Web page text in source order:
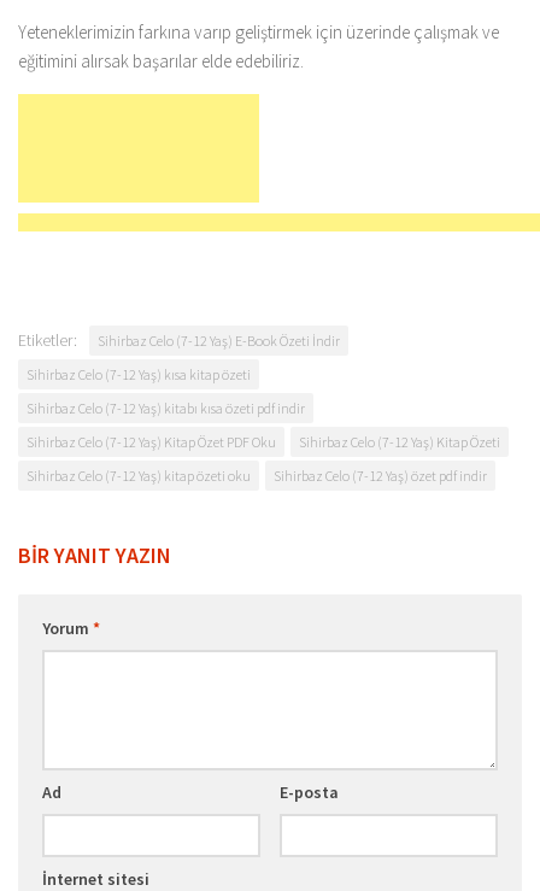
Yeteneklerimizin farkına varıp geliştirmek için üzerinde çalışmak ve
eğitimini alırsak başarılar elde edebiliriz.
Etiketler:
Sihirbaz Celo (7-12 Yaş) E-Book Özeti İndir
Sihirbaz Celo (7-12 Yaş) kısa kitap özeti
Sihirbaz Celo (7-12 Yaş) kitabı kısa özeti pdf indir
Sihirbaz Celo (7-12 Yaş) Kitap Özet PDF Oku
Sihirbaz Celo (7-12 Yaş) Kitap Özeti
Sihirbaz Celo (7-12 Yaş) kitap özeti oku
Sihirbaz Celo (7-12 Yaş) özet pdf indir
BIR YANIT YAZIN
Yorum *
Ad E-posta
İnternet sitesi